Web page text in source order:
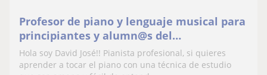
Profesor de piano y lenguaje musical para
principiantes y alumn@s del
conservatorio
Hola soy David José!! Pianista profesional, si quieres
aprender a tocar el piano con una técnica de estudio